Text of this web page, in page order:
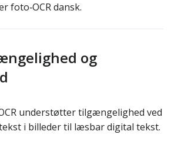
foto‑OCR dansk.
og
understøtter tilgængelighed ved
i billeder til læsbar digital tekst.